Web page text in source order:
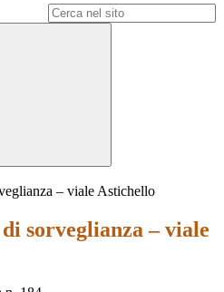
– viale Astichello
sorveglianza – viale